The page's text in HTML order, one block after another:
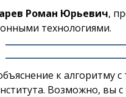
Роман Юрьевич,
технологиями.
к алгоритму с
Возможно, вы